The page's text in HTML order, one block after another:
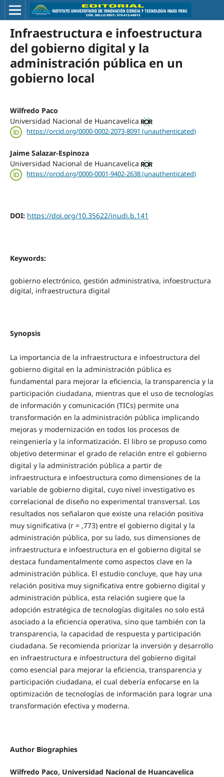
Infraestructura e infoestructura
del gobierno digital y la
administración pública en un
gobierno local
Wilfredo Paco
Universidad Nacional de Huancavelica
https://orcid.org/0000-0002-2073-8091 (unauthenticated)
Jaime Salazar-Espinoza
Universidad Nacional de Huancavelica
https://orcid.org/0000-0001-9402-2638 (unauthenticated)
DOI: https://doi.org/10.35622/inudi.b.141
Keywords:
gobierno electrónico, gestión administrativa, infoestructura
digital, infraestructura digital
Synopsis
La importancia de la infraestructura e infoestructura del
gobierno digital en la administración pública es
fundamental para mejorar la eficiencia, la transparencia y la
participación ciudadana, mientras que el uso de tecnologías
de información y comunicación (TICs) permite una
transformación en la administración pública implicando
mejoras y modernización en todos los procesos de
reingeniería y la informatización. El libro se propuso como
objetivo determinar el grado de relación entre el gobierno
digital y la administración pública a partir de
infraestructura e infoestructura como dimensiones de la
variable de gobierno digital, cuyo nivel investigativo es
correlacional de diseño no experimental transversal. Los
resultados nos señalaron que existe una relación positiva
muy significativa (r = ,773) entre el gobierno digital y la
administración pública, por su lado, sus dimensiones de
infraestructura e infoestructura en el gobierno digital se
destaca fundamentalmente como aspectos clave en la
administración pública. El estudio concluye, que hay una
relación positiva muy significativa entre gobierno digital y
administración pública, esta relación sugiere que la
adopción estratégica de tecnologías digitales no solo está
asociado a la eficiencia operativa, sino que también con la
transparencia, la capacidad de respuesta y participación
ciudadana. Se recomienda priorizar la inversión y desarrollo
en infraestructura e infoestructura del gobierno digital
como esencial para mejorar la eficiencia, transparencia y
participación ciudadana, el cual debería enfocarse en la
optimización de tecnologías de información para lograr una
transformación efectiva y moderna.
Author Biographies
Wilfredo Paco, Universidad Nacional de Huancavelica